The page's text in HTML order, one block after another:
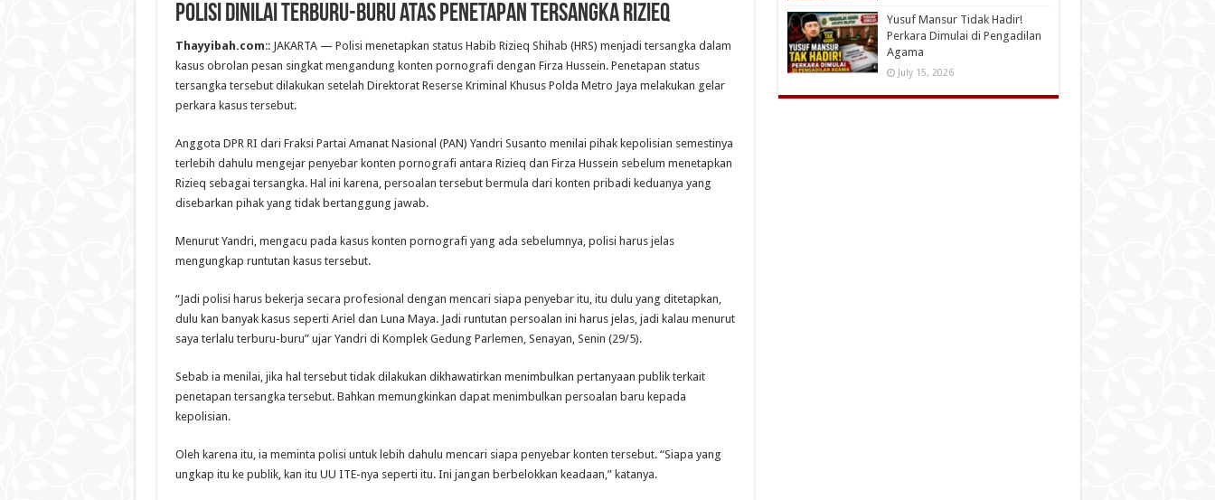
Polisi Dinilai Terburu-buru atas Penetapan Tersangka Rizieq
Thayyibah.com:: JAKARTA — Polisi menetapkan status Habib Rizieq Shihab (HRS) menjadi tersangka dalam
kasus obrolan pesan singkat mengandung konten pornografi dengan Firza Hussein. Penetapan status
tersangka tersebut dilakukan setelah Direktorat Reserse Kriminal Khusus Polda Metro Jaya melakukan gelar
perkara kasus tersebut.
Anggota DPR RI dari Fraksi Partai Amanat Nasional (PAN) Yandri Susanto menilai pihak kepolisian semestinya
terlebih dahulu mengejar penyebar konten pornografi antara Rizieq dan Firza Hussein sebelum menetapkan
Rizieq sebagai tersangka. Hal ini karena, persoalan tersebut bermula dari konten pribadi keduanya yang
disebarkan pihak yang tidak bertanggung jawab.
Menurut Yandri, mengacu pada kasus konten pornografi yang ada sebelumnya, polisi harus jelas
mengungkap runtutan kasus tersebut.
“Jadi polisi harus bekerja secara profesional dengan mencari siapa penyebar itu, itu dulu yang ditetapkan,
dulu kan banyak kasus seperti Ariel dan Luna Maya. Jadi runtutan persoalan ini harus jelas, jadi kalau menurut
saya terlalu terburu-buru” ujar Yandri di Komplek Gedung Parlemen, Senayan, Senin (29/5).
Sebab ia menilai, jika hal tersebut tidak dilakukan dikhawatirkan menimbulkan pertanyaan publik terkait
penetapan tersangka tersebut. Bahkan memungkinkan dapat menimbulkan persoalan baru kepada
kepolisian.
Oleh karena itu, ia meminta polisi untuk lebih dahulu mencari siapa penyebar konten tersebut. “Siapa yang
ungkap itu ke publik, kan itu UU ITE-nya seperti itu. Ini jangan berbelokkan keadaan,” katanya.
Yusuf Mansur Tidak Hadir!
Perkara Dimulai di Pengadilan
Agama
July 15, 2026